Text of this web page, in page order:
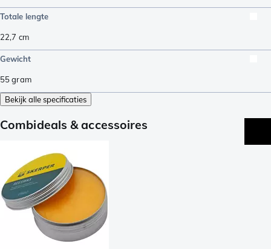
Totale lengte
22,7 cm
Gewicht
55gram
Bekijk alle specificaties
Combideals & accessoires